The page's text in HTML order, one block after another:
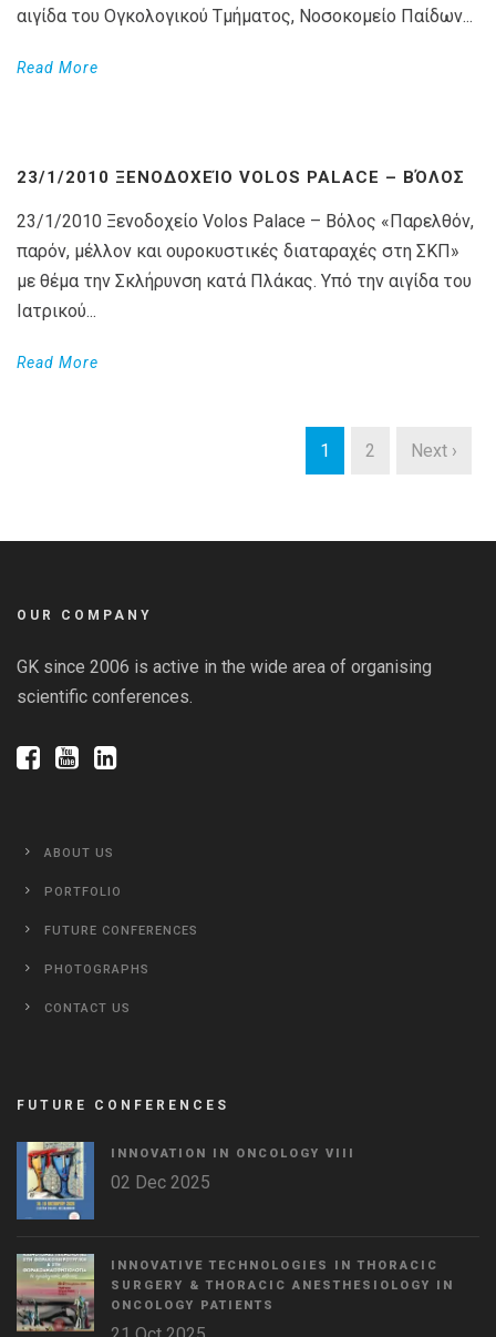
αιγίδα του Ογκολογικού Τμήματος, Νοσοκομείο Παίδων...
Read More
23/1/2010 ΞΕΝΟΔΟΧΕΊΟ VOLOS PALACE – ΒΌΛΟΣ
23/1/2010 Ξενοδοχείο Volos Palace – Βόλος «Παρελθόν,
παρόν, μέλλον και ουροκυστικές διαταραχές στη ΣΚΠ»
με θέμα την Σκλήρυνση κατά Πλάκας. Υπό την αιγίδα του
Ιατρικού...
Read More
1 2 Next ›
OUR COMPANY
GK since 2006 is active in the wide area of organising
scientific conferences.
ABOUT US
PORTFOLIO
FUTURE CONFERENCES
PHOTOGRAPHS
CONTACT US
FUTURE CONFERENCES
INNOVATION IN ONCOLOGY VΙIΙ
02 Dec 2025
INNOVATIVE TECHNOLOGIES IN THORACIC
SURGERY & THORACIC ANESTHESIOLOGY IN
ONCOLOGY PATIENTS